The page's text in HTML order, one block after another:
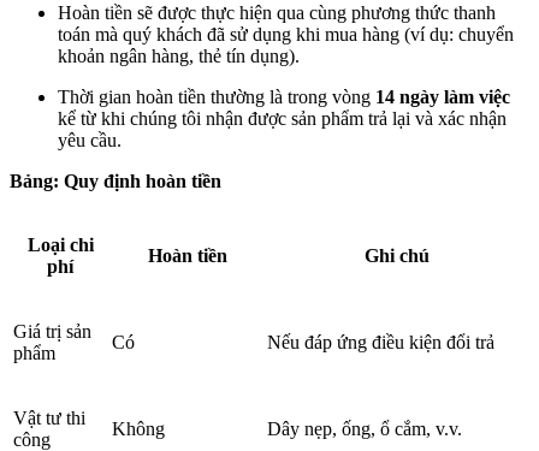
Hoàn tiền sẽ được thực hiện qua cùng phương thức thanh
toán mà quý khách đã sử dụng khi mua hàng (ví dụ: chuyển
khoản ngân hàng, thẻ tín dụng).
Thời gian hoàn tiền thường là trong vòng 14 ngày làm việc
kể từ khi chúng tôi nhận được sản phẩm trả lại và xác nhận
yêu cầu.
Bảng: Quy định hoàn tiền
Loại chi
phí
Hoàn tiền Ghi chú
Giá trị sản
phẩm
Có Nếu đáp ứng điều kiện đổi trả
Vật tư thi
công
Không Dây nẹp, ống, ổ cắm, v.v.